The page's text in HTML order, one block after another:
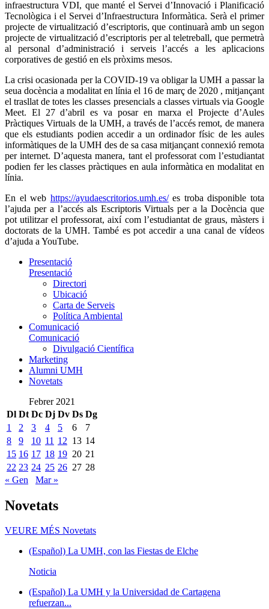
infraestructura VDI, que manté el Servei d’Innovació i Planificació
Tecnològica i el Servei d’Infraestructura Informàtica. Serà el primer
projecte de virtualització d’escriptoris, que continuarà amb un segon
projecte de virtualització d’escriptoris per al teletreball, que permetrà
al personal d’administració i serveis l’accés a les aplicacions
corporatives de gestió en els pròxims mesos.
La crisi ocasionada per la COVID-19 va obligar la UMH a passar la
seua docència a modalitat en línia el 16 de març de 2020 , mitjançant
el trasllat de totes les classes presencials a classes virtuals via Google
Meet. El 27 d’abril es va posar en marxa el Projecte d’Aules
Pràctiques Virtuals de la UMH, a través de l’accés remot, de manera
que els estudiants podien accedir a un ordinador físic de les aules
informàtiques de la UMH des de sa casa mitjançant connexió remota
per internet. D’aquesta manera, tant el professorat com l’estudiantat
podien fer les classes pràctiques en aula informàtica en modalitat en
línia.
En el web https://ayudaescritorios.umh.es/es troba disponible tota
l’ajuda per a l’accés als Escriptoris Virtuals per a la Docència que
pot utilitzar el professorat, així com l’estudiantat de graus, màsters i
doctorats de la UMH. També es pot accedir a una canal de vídeos
d’ajuda a YouTube.
Presentació
Presentació
Directori
Ubicació
Carta de Serveis
Política Ambiental
Comunicació
Comunicació
Divulgació Científica
Marketing
Alumni UMH
Novetats
Febrer 2021
Dl Dt Dc Dj Dv Ds Dg
1
2 3 4 5 6
7
8
9 10 11 12 13 14
15 16 17 18 19 20 21
22 23 24 25 26 27 28
« Gen
Mar »
Novetats
VEURE MÉS Novetats
(Español) La UMH, con las Fiestas de Elche
Noticia
(Español) La UMH y la Universidad de Cartagena
refuerzan...